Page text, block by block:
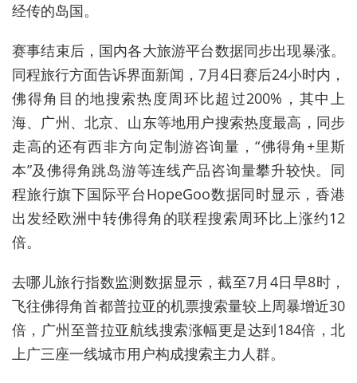
经传的岛国。
赛事结束后，国内各大旅游平台数据同步出现暴涨。
同程旅行方面告诉界面新闻，7月4日赛后24小时内，
佛得角目的地搜索热度周环比超过200%，其中上
海、广州、北京、山东等地用户搜索热度最高，同步
走高的还有西非方向定制游咨询量，“佛得角+里斯
本”及佛得角跳岛游等连线产品咨询量攀升较快。同
程旅行旗下国际平台HopeGoo数据同时显示，香港
出发经欧洲中转佛得角的联程搜索周环比上涨约12
倍。
去哪儿旅行指数监测数据显示，截至7月4日早8时，
飞往佛得角首都普拉亚的机票搜索量较上周暴增近30
倍，广州至普拉亚航线搜索涨幅更是达到184倍，北
上广三座一线城市用户构成搜索主力人群。